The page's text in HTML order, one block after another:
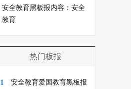
安全教育黑板报内容：安全
教育
热门板报
1
安全教育爱国教育黑板报